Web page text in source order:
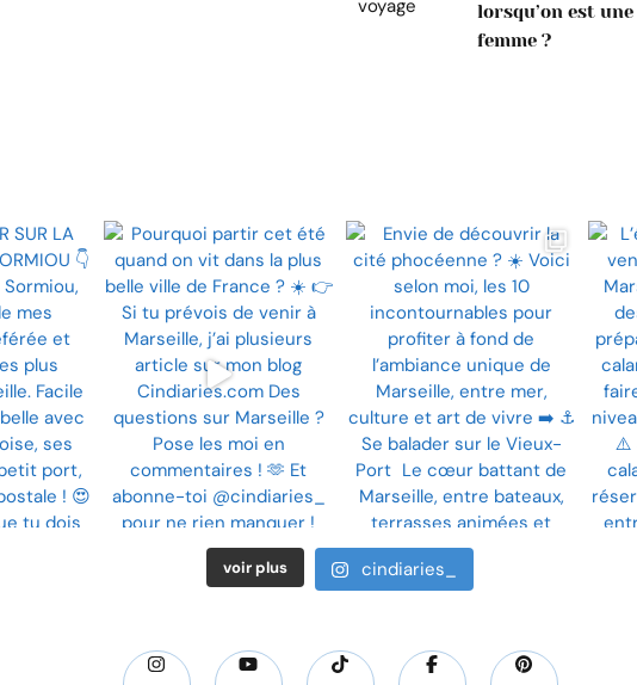
lorsqu’on est une
femme ?
voir plus cindiaries_